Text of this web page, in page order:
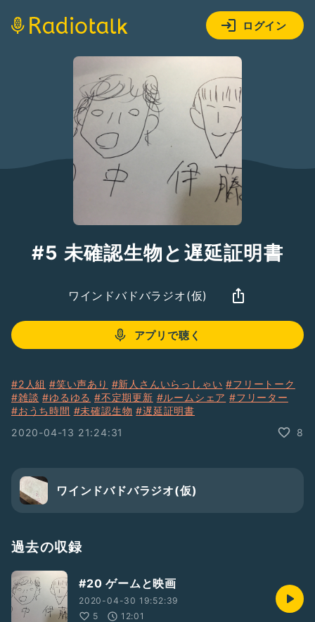
ログイン
#5 未確認生物と遅延証明書
ワインドバドバラジオ(仮)
アプリで聴く
#2人組 #笑い声あり #新人さんいらっしゃい #フリートーク
#雑談 #ゆるゆる #不定期更新 #ルームシェア #フリーター
#おうち時間 #未確認生物 #遅延証明書
2020-04-13 21:24:31
8
ワインドバドバラジオ(仮)
過去の収録
#20 ゲームと映画
2020-04-30 19:52:39
5
12:01